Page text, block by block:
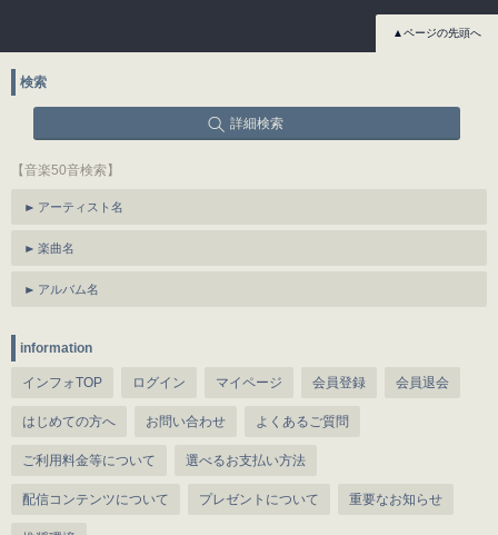
▲ページの先頭へ
検索
詳細検索
【音楽50音検索】
アーティスト名
楽曲名
アルバム名
information
インフォTOP ログイン マイページ 会員登録 会員退会
はじめての方へ お問い合わせ よくあるご質問
ご利用料金等について 選べるお支払い方法
配信コンテンツについて プレゼントについて 重要なお知らせ